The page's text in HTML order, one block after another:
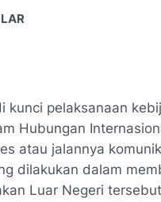
kunci pelaksanaan
Hubungan
atau jalannya
dilakukan dalam
Luar Negeri